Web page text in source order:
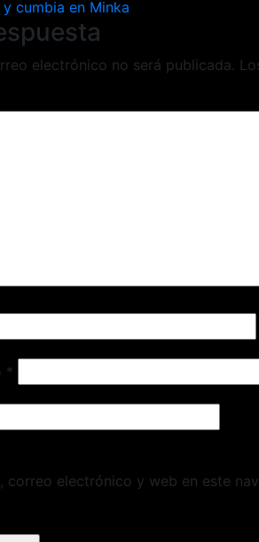
cumbia en Minka
electrónico no será publicada.
*
correo electrónico y web en este